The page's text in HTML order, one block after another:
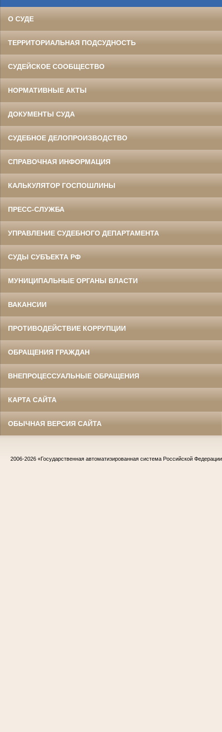
О СУДЕ
ТЕРРИТОРИАЛЬНАЯ ПОДСУДНОСТЬ
СУДЕЙСКОЕ СООБЩЕСТВО
НОРМАТИВНЫЕ АКТЫ
ДОКУМЕНТЫ СУДА
СУДЕБНОЕ ДЕЛОПРОИЗВОДСТВО
СПРАВОЧНАЯ ИНФОРМАЦИЯ
КАЛЬКУЛЯТОР ГОСПОШЛИНЫ
ПРЕСС-СЛУЖБА
УПРАВЛЕНИЕ СУДЕБНОГО ДЕПАРТАМЕНТА
СУДЫ СУБЪЕКТА РФ
МУНИЦИПАЛЬНЫЕ ОРГАНЫ ВЛАСТИ
ВАКАНСИИ
ПРОТИВОДЕЙСТВИЕ КОРРУПЦИИ
ОБРАЩЕНИЯ ГРАЖДАН
ВНЕПРОЦЕССУАЛЬНЫЕ ОБРАЩЕНИЯ
КАРТА САЙТА
ОБЫЧНАЯ ВЕРСИЯ САЙТА
2006-2026 «Государственная автоматизированная система Российской